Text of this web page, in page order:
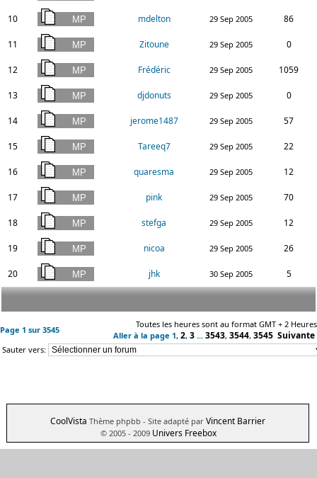
10 mdelton 29 Sep 2005 86
11 Zitoune 29 Sep 2005 0
12 Frédéric 29 Sep 2005 1059
13 djdonuts 29 Sep 2005 0
14 jerome1487 29 Sep 2005 57
15 Tareeq7 29 Sep 2005 22
16 quaresma 29 Sep 2005 12
17 pink 29 Sep 2005 70
18 stefga 29 Sep 2005 12
19 nicoa 29 Sep 2005 26
20 jhk 30 Sep 2005 5
Page 1 sur 3545
Toutes les heures sont au format GMT + 2 Heures
Aller à la page 1, 2, 3 ... 3543, 3544, 3545 Suivante
Sauter vers:
CoolVista Thème phpbb - Site adapté par Vincent Barrier
© 2005 - 2009 Univers Freebox